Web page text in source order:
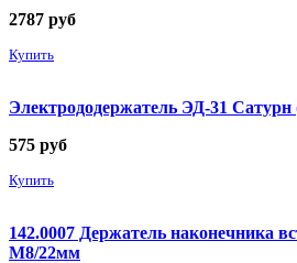
2787 руб
Купить
Электрододержатель ЭД-31 Сатурн
575 руб
Купить
142.0007 Держатель наконечника
М8/22мм